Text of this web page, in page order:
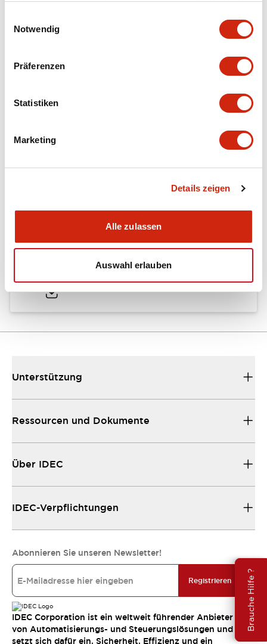
Notwendig
Präferenzen
Statistiken
Marketing
Details zeigen
Alle zulassen
Auswahl erlauben
Brauche Hilfe ?
Aesthetic Specifications
Electrical Specifications
Mechanical Specifications
Dokumente und Dateien
Kataloge & Broschüren Bedienungsanleitung
EU2B Datasheet
Unterstützung
Ressourcen und Dokumente
Über IDEC
IDEC-Verpflichtungen
Abonnieren Sie unseren Newsletter!
Registrieren
IDEC Corporation ist ein weltweit führender Anbieter
von Automatisierungs- und Steuerungslösungen und
setzt sich dafür ein, Sicherheit, Effizienz und ein